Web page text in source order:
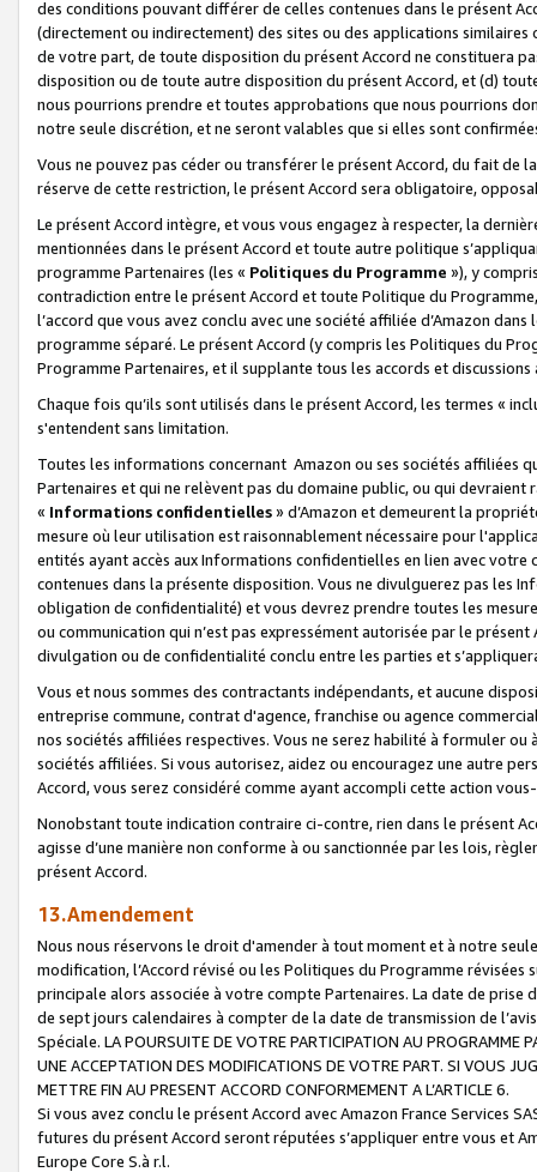
des conditions pouvant différer de celles contenues dans le présent
(directement ou indirectement) des sites ou des applications
de votre part, de toute disposition du présent Accord ne constituera
disposition ou de toute autre disposition du présent Accord, et (d)
nous pourrions prendre et toutes approbations que nous pourrions
notre seule discrétion, et ne seront valables que si elles sont
Vous ne pouvez pas céder ou transférer le présent Accord, du fait de
réserve de cette restriction, le présent Accord sera obligatoire,
Le présent Accord intègre, et vous vous engagez à respecter, la
mentionnées dans le présent Accord et toute autre politique
programme Partenaires (les « Politiques du Programme »), y
contradiction entre le présent Accord et toute Politique du
l’accord que vous avez conclu avec une société affiliée d’Amazon
programme séparé. Le présent Accord (y compris les Politiques du
Programme Partenaires, et il supplante tous les accords et discussions
Chaque fois qu’ils sont utilisés dans le présent Accord, les termes «
s'entendent sans limitation.
Toutes les informations concernant Amazon ou ses sociétés affiliées
Partenaires et qui ne relèvent pas du domaine public, ou qui
« Informations confidentielles» d’Amazon et demeurent la
mesure où leur utilisation est raisonnablement nécessaire pour
entités ayant accès aux Informations confidentielles en lien avec
contenues dans la présente disposition. Vous ne divulguerez pas les
obligation de confidentialité) et vous devrez prendre toutes les
ou communication qui n’est pas expressément autorisée par le
divulgation ou de confidentialité conclu entre les parties et
Vous et nous sommes des contractants indépendants, et aucune
entreprise commune, contrat d'agence, franchise ou agence
nos sociétés affiliées respectives. Vous ne serez habilité à formuler
sociétés affiliées. Si vous autorisez, aidez ou encouragez une autre
Accord, vous serez considéré comme ayant accompli cette action
Nonobstant toute indication contraire ci-contre, rien dans le présent
agisse d’une manière non conforme à ou sanctionnée par les lois,
présent Accord.
13.Amendement
Nous nous réservons le droit d'amender à tout moment et à notre
modification, l’Accord révisé ou les Politiques du Programme
principale alors associée à votre compte Partenaires. La date de
de sept jours calendaires à compter de la date de transmission de
Spéciale. LA POURSUITE DE VOTRE PARTICIPATION AU PROGRAMME
UNE ACCEPTATION DES MODIFICATIONS DE VOTRE PART. SI VOUS
METTRE FIN AU PRESENT ACCORD CONFORMEMENT A L’ARTICLE 6.
Si vous avez conclu le présent Accord avec Amazon France Services
futures du présent Accord seront réputées s’appliquer entre vous et
Europe Core S.à r.l.